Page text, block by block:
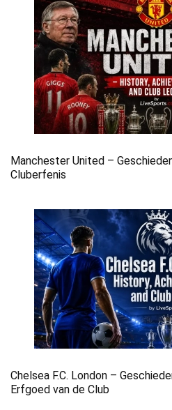
Manchester United –
Cluberfenis
Chelsea F.C. London –
Erfgoed van de Club